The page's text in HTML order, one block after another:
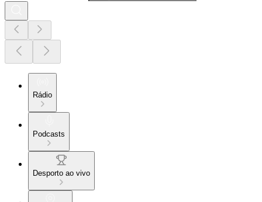
Rádio
Podcasts
Desporto ao vivo